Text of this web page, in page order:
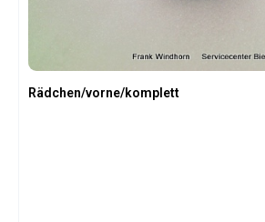
Rädchen/vorne/komplett